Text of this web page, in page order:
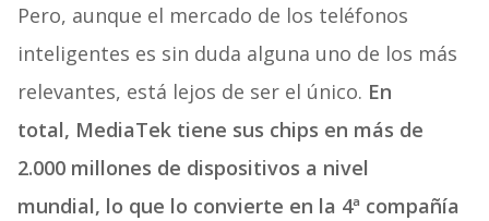
Pero, aunque el mercado de los teléfonos
inteligentes es sin duda alguna uno de los más
relevantes, está lejos de ser el único. En
total, MediaTek tiene sus chips en más de
2.000 millones de dispositivos a nivel
mundial, lo que lo convierte en la 4ª compañía